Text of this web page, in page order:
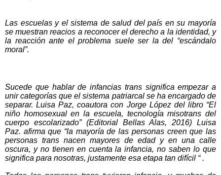
Las escuelas y el sistema de salud del país en su mayoría
se muestran reacios a reconocer el derecho a la identidad, y
la reacción ante el problema suele ser la del “escándalo
moral”.
Sucede que hablar de infancias trans significa empezar a
unir categorías que el sistema patriarcal se ha encargado de
separar. Luisa Paz, coautora con Jorge López del libro “El
niño homosexual en la escuela, tecnología misotrans del
cuerpo escolarizado” (Editorial Bellas Alas, 2016) Luisa
Paz. afirma que “la mayoría de las personas creen que las
personas trans nacen mayores de edad y en una calle
oscura, y no tienen en cuenta la infancia, no saben lo que
significa para nosotras, justamente esa etapa tan difícil “ .